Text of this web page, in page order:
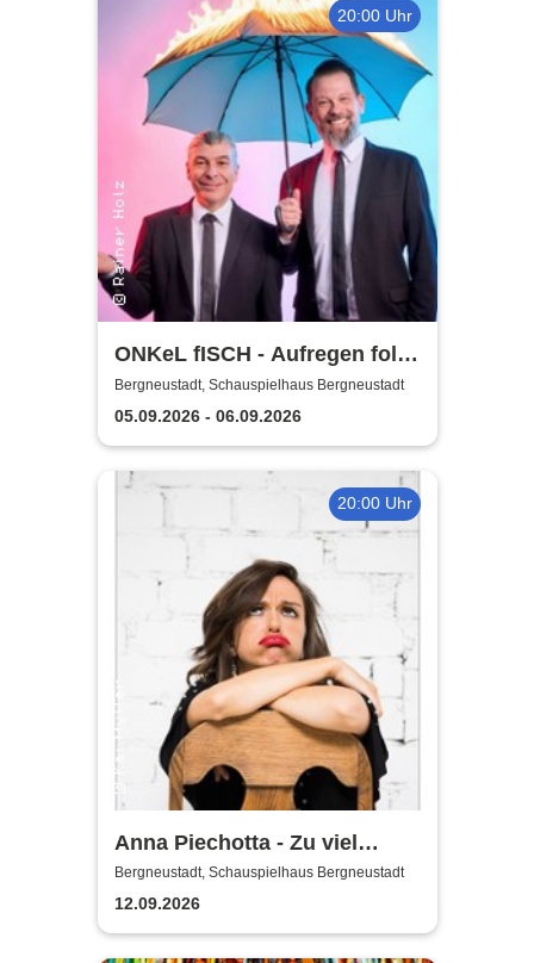
20:00 Uhr
ONKeL fISCH - Aufregen folgt
Sonnenschein!
Bergneustadt, Schauspielhaus Bergneustadt
05.09.2026 - 06.09.2026
20:00 Uhr
Anna Piechotta - Zu viel
Emotionen
Bergneustadt, Schauspielhaus Bergneustadt
12.09.2026